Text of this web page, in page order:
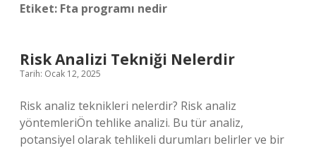
Etiket: Fta programı nedir
Risk Analizi Tekniği Nelerdir
Tarih: Ocak 12, 2025
Risk analiz teknikleri nelerdir? Risk analiz
yöntemleriÖn tehlike analizi. Bu tür analiz,
potansiyel olarak tehlikeli durumları belirler ve bir